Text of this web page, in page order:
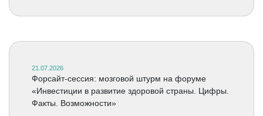
21.07.2026
Форсайт-сессия: мозговой штурм на форуме
«Инвестиции в развитие здоровой страны. Цифры.
Факты. Возможности»